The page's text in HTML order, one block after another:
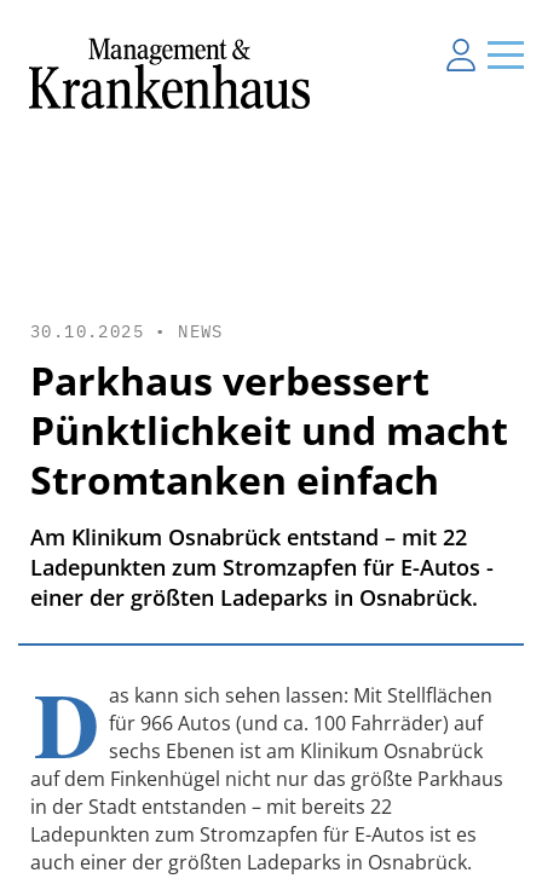
30.10.2025 • NEWS
Parkhaus verbessert
Pünktlichkeit und macht
Stromtanken einfach
Am Klinikum Osnabrück entstand – mit 22
Ladepunkten zum Stromzapfen für E-Autos -
einer der größten Ladeparks in Osnabrück.
D as kann sich sehen lassen: Mit Stellflächen
für 966 Autos (und ca. 100 Fahrräder) auf
sechs Ebenen ist am Klinikum Osnabrück
auf dem Finkenhügel nicht nur das größte Parkhaus
in der Stadt entstanden – mit bereits 22
Ladepunkten zum Stromzapfen für E-Autos ist es
auch einer der größten Ladeparks in Osnabrück.